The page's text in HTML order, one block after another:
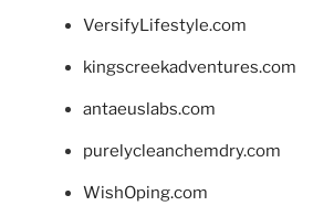
VersifyLifestyle.com
kingscreekadventures.com
antaeuslabs.com
purelycleanchemdry.com
WishOping.com